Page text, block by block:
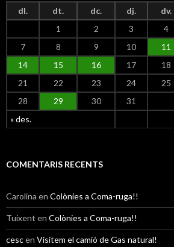
Pavelló
Aula d'infantil
Aula d'infantil
Aula d'infantil
Menjador
Biblioteca
aula de primària
secretaria
dl. dt. dc. dj. dv.
« des.
1 2 3 4
7
8 9 10 11
14
15 16 17 18
21
22 23 24 25
28
29 30 31
COMENTARIS RECENTS
Carolina en Colònies a Coma-ruga!!
Tuixent en Colònies a Coma-ruga!!
cescen Visitem el camió de Gas natural!